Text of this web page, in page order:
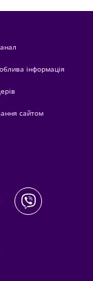
інформація
сайтом